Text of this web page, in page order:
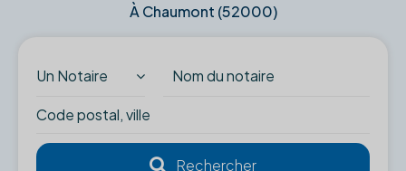
À Chaumont (52000)
Un Notaire